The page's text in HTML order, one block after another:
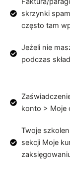
skrzynki
często tam
Jeżeli nie
podczas
konto > Moje
Twoje
sekcji Moje